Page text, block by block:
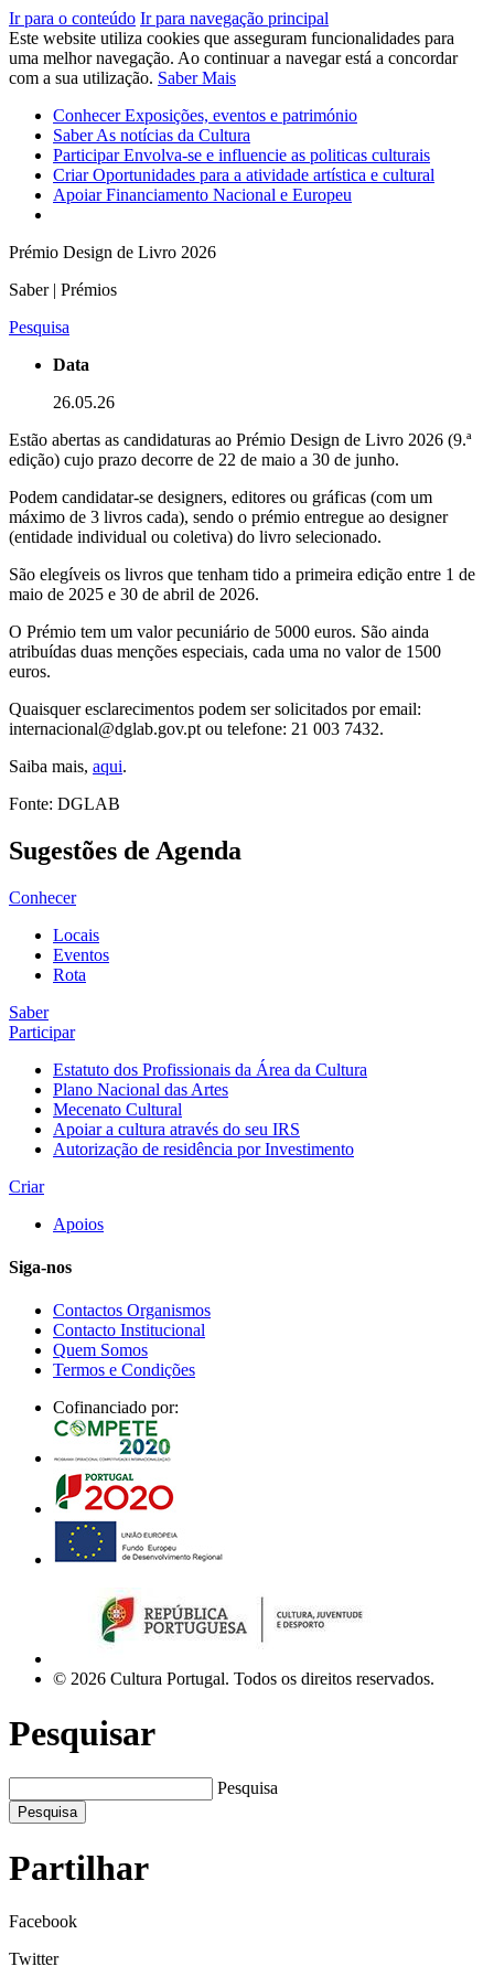
Ir para o conteúdo Ir para navegação principal
Este website utiliza cookies que asseguram funcionalidades para
uma melhor navegação. Ao continuar a navegar está a concordar
com a sua utilização. Saber Mais
ConhecerExposições, eventos e património
SaberAs notícias da Cultura
ParticiparEnvolva-se e influencie as politicas culturais
CriarOportunidades para a atividade artística e cultural
ApoiarFinanciamento Nacional e Europeu
Prémio Design de Livro 2026
Saber | Prémios
Pesquisa
Data
26.05.26
Estão abertas as candidaturas ao Prémio Design de Livro 2026 (9.ª
edição) cujo prazo decorre de 22 de maio a 30 de junho.
Podem candidatar-se designers, editores ou gráficas (com um
máximo de 3 livros cada), sendo o prémio entregue ao designer
(entidade individual ou coletiva) do livro selecionado.
São elegíveis os livros que tenham tido a primeira edição entre 1 de
maio de 2025 e 30 de abril de 2026.
O Prémio tem um valor pecuniário de 5000 euros. São ainda
atribuídas duas menções especiais, cada uma no valor de 1500
euros.
Quaisquer esclarecimentos podem ser solicitados por email:
internacional@dglab.gov.pt ou telefone: 21 003 7432.
Saiba mais, aqui.
Fonte: DGLAB
Sugestões de Agenda
Conhecer
Locais
Eventos
Rota
Saber
Participar
Estatuto dos Profissionais da Área da Cultura
Plano Nacional das Artes
Mecenato Cultural
Apoiar a cultura através do seu IRS
Autorização de residência por Investimento
Criar
Apoios
Siga-nos
Contactos Organismos
Contacto Institucional
Quem Somos
Termos e Condições
Cofinanciado por:
© 2026 Cultura Portugal. Todos os direitos reservados.
Pesquisar
Pesquisa
Pesquisa
Partilhar
Facebook
Twitter